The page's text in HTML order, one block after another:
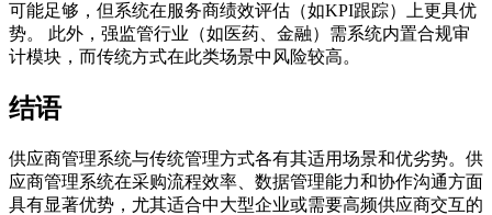
可能足够，但系统在服务商绩效评估（如KPI跟踪）上更具优
势。 此外，强监管行业（如医药、金融）需系统内置合规审
计模块，而传统方式在此类场景中风险较高。
结语
供应商管理系统与传统管理方式各有其适用场景和优劣势。供
应商管理系统在采购流程效率、数据管理能力和协作沟通方面
具有显著优势，尤其适合中大型企业或需要高频供应商交互的